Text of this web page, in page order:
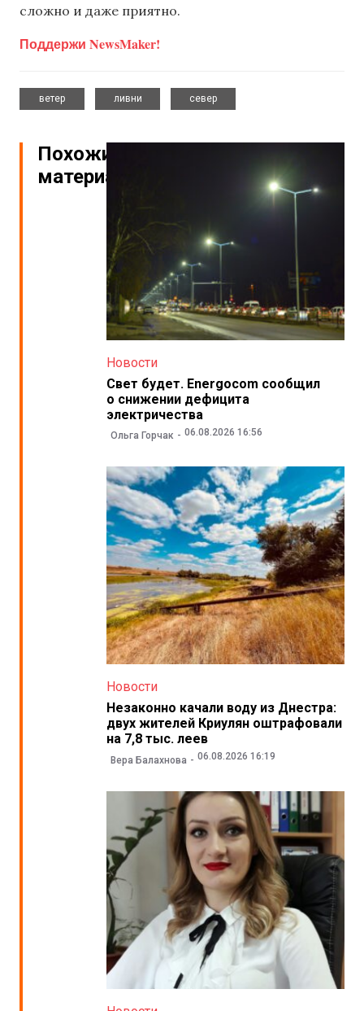
сложно и даже приятно.
Поддержи NewsMaker!
ветер
ливни
север
Похожие
материалы
Новости
Свет будет. Energocom сообщил
о снижении дефицита
электричества
Ольга Горчак 06.08.2026 16:56
Новости
Незаконно качали воду из Днестра:
двух жителей Криулян оштрафовали
на 7,8 тыс. леев
Вера Балахнова 06.08.2026 16:19